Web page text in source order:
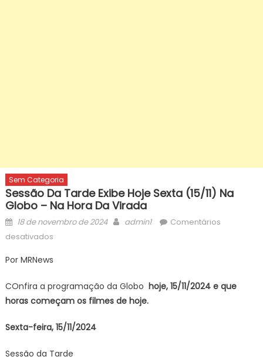
Sem Categoria
Sessão Da Tarde Exibe Hoje Sexta (15/11) Na
Globo – Na Hora Da Virada
Posted
on
18 de novembro de 2024 Author
admin1
Comentários
desativadosem
da
exibe
Hoje
(15/11)
Globo
Por MRNews
COnfira a programação da Globo hoje, 15/11/2024 e que
horas começam os filmes de hoje.
Sexta-feira, 15/11/2024
Sessão da Tarde